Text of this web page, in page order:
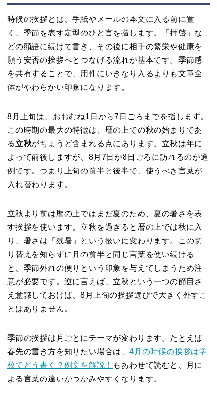
時候の挨拶とは、手紙やメールの本文に入る前に置
く、季節を表す定型のひと言を指します。「拝啓」な
どの頭語に続けて書き、その後に相手の繁栄や健康を
願う安否の挨拶へとつなげる流れが基本です。季節感
を共有することで、用件にいきなり入るよりも文章全
体がやわらかい印象になります。
8月上旬は、おおむね1日から7日ごろまでを指します。
この時期の最大の特徴は、暦の上での秋の始まりであ
る 立秋がちょうど含まれる点にあります。立秋は年に
よって前後しますが、8月7日か8日ごろに訪れるのが通
例です。つまり上旬の前半と後半で、使うべき言葉が
入れ替わります。
立秋より前は暦の上ではまだ夏のため、夏の暑さを表
す挨拶を使います。立秋を過ぎると暦の上では秋に入
り、暑さは「残暑」という扱いに変わります。この切
り替えを知らずに月の前半と同じ言葉を使い続ける
と、季節外れの便りという印象を与えてしまうため注
意が必要です。逆に言えば、立秋という一つの節目さ
え意識しておけば、8月上旬の挨拶選びで大きく外すこ
とはありません。
季節の挨拶は月ごとにテーマが変わります。たとえば
春先の書き方を知りたい場合は、 4月の時候の挨拶は学
校でどう書く？例文を解説！ もあわせて読むと、月に
よる言葉の違いがつかみやすくなります。